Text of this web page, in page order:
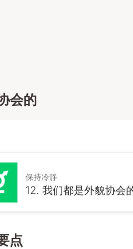
会的
保持冷静
12. 我们都是外貌协会
点